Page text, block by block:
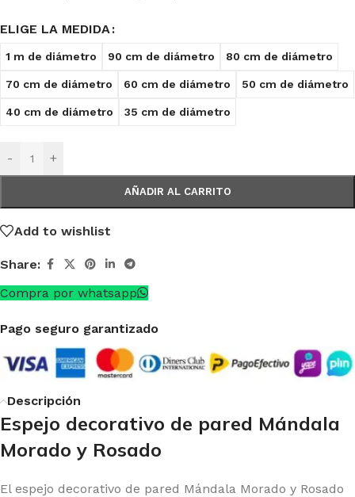
ELIGE LA MEDIDA
1 m de diámetro 90 cm de diámetro 80 cm de diámetro
70 cm de diámetro 60 cm de diámetro 50 cm de diámetro
40 cm de diámetro 35 cm de diámetro
- +
AÑADIR AL CARRITO
Add to wishlist
Share:
Compra por whatsapp
Pago seguro garantizado
Descripción
Espejo decorativo de pared Mándala
Morado y Rosado
El espejo decorativo de pared Mándala Morado y Rosado